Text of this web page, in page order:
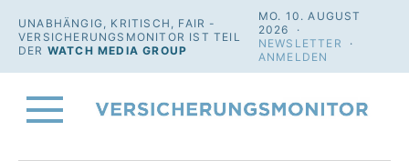
UNABHÄNGIG, KRITISCH, FAIR -
VERSICHERUNGSMONITOR IST TEIL
DER WATCH MEDIA GROUP
MO. 10. AUGUST
2026 ·
NEWSLETTER
·
ANMELDEN